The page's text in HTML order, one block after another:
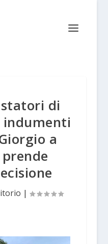
di
indumenti
a
|